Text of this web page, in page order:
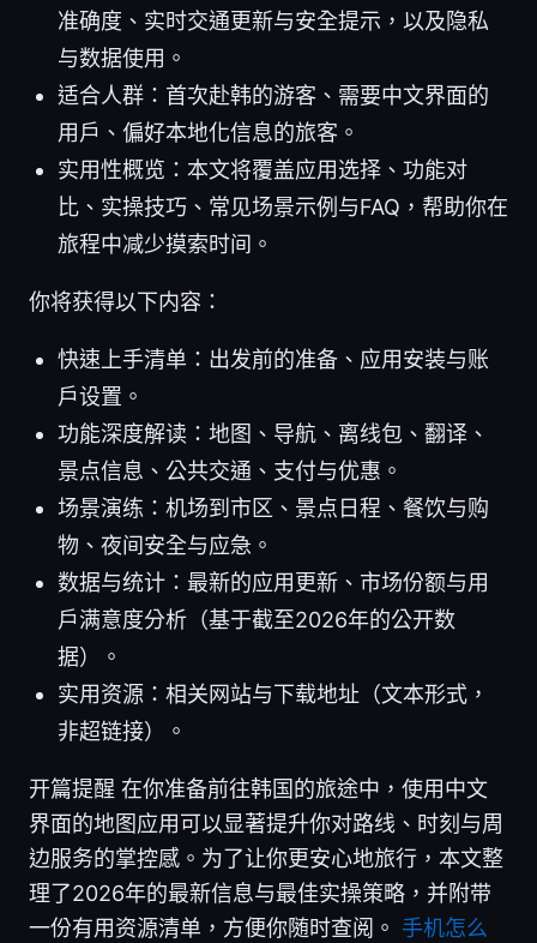
准确度、实时交通更新与安全提示，以及隐私
与数据使用。
适合人群：首次赴韩的游客、需要中文界面的
用户、偏好本地化信息的旅客。
实用性概览：本文将覆盖应用选择、功能对
比、实操技巧、常见场景示例与FAQ，帮助你在
旅程中减少摸索时间。
你将获得以下内容：
快速上手清单：出发前的准备、应用安装与账
户设置。
功能深度解读：地图、导航、离线包、翻译、
景点信息、公共交通、支付与优惠。
场景演练：机场到市区、景点日程、餐饮与购
物、夜间安全与应急。
数据与统计：最新的应用更新、市场份额与用
户满意度分析（基于截至2026年的公开数
据）。
实用资源：相关网站与下载地址（文本形式，
非超链接）。
开篇提醒 在你准备前往韩国的旅途中，使用中文
界面的地图应用可以显著提升你对路线、时刻与周
边服务的掌控感。为了让你更安心地旅行，本文整
理了2026年的最新信息与最佳实操策略，并附带
一份有用资源清单，方便你随时查阅。 手机怎么